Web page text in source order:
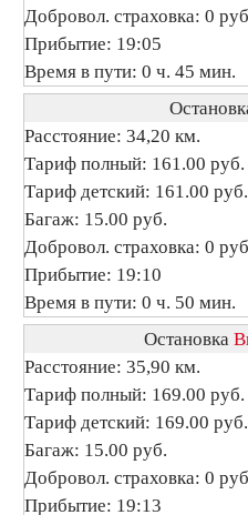
Добровол. страховка: 0
Прибытие: 19:05
Время в пути: 0 ч. 45 мин.
Расстояние: 34,20 км.
Тариф полный: 161.00 руб.
Тариф детский: 161.00 руб.
Багаж: 15.00 руб.
Добровол. страховка: 0
Прибытие: 19:10
Время в пути: 0 ч. 50 мин.
Остановка
Расстояние: 35,90 км.
Тариф полный: 169.00 руб.
Тариф детский: 169.00 руб.
Багаж: 15.00 руб.
Добровол. страховка: 0
Прибытие: 19:13